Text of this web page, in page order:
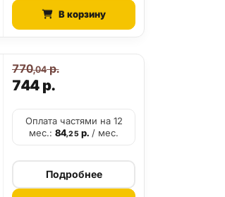
В корзину
744р.
770,04р.
Оплата частями на 12
мес.:84,25р./ мес.
Подробнее